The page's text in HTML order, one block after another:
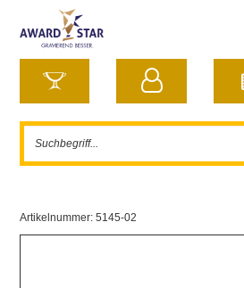
Artikelnummer: 5145-02